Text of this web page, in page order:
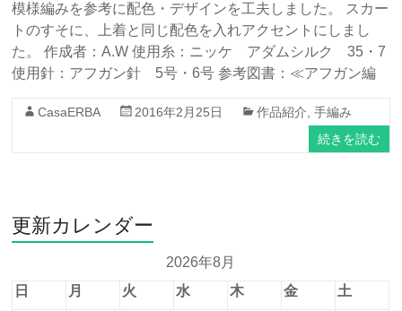
模様編みを参考に配色・デザインを工夫しました。 スカー
トのすそに、上着と同じ配色を入れアクセントにしまし
た。 作成者：A.W 使用糸：ニッケ アダムシルク 35・7
使用針：アフガン針 5号・6号 参考図書：≪アフガン編
CasaERBA 2016年2月25日 作品紹介,手編み
続きを読む
更新カレンダー
2026年8月
日
月 火 水 木 金 土